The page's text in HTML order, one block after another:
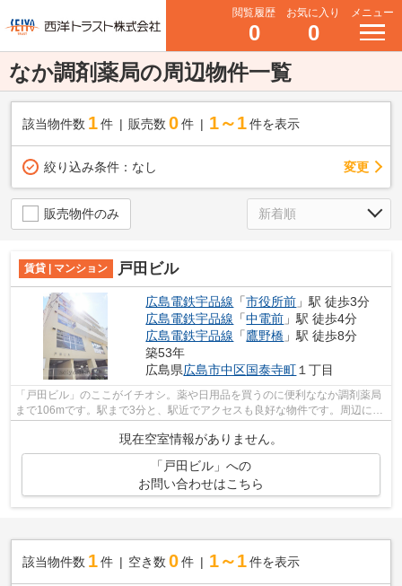
閲覧履歴
0
お気に入り
0
メニュー
なか調剤薬局の周辺物件一覧
該当物件数 1件 販売数 0 件 1～1 件を表示
絞り込み条件： なし 変更
販売物件のみ
賃貸 | マンション 戸田ビル
広島電鉄宇品線 「市役所前 」駅 徒歩3分
広島電鉄宇品線 「中電前 」駅 徒歩4分
広島電鉄宇品線 「鷹野橋 」駅 徒歩8分
築53年
広島県広島市中区国泰寺町 １丁目
「戸田ビル」のここがイチオシ。薬や日用品を買うのに便利ななか調剤薬局
まで106mです。駅まで3分と、駅近でアクセスも良好な物件です。周辺に駅
が二つあり、交通の利便性が高いです。...
現在空室情報がありません。
「戸田ビル」への
お問い合わせはこちら
該当物件数 1件 空き数 0 件 1～1 件を表示